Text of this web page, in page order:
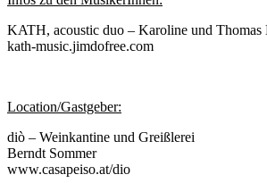
KATH, acoustic duo – Karoline und Thomas
kath-music.jimdofree.com
Location/Gastgeber:
diò – Weinkantine und Greißlerei
Berndt Sommer
www.casapeiso.at/dio